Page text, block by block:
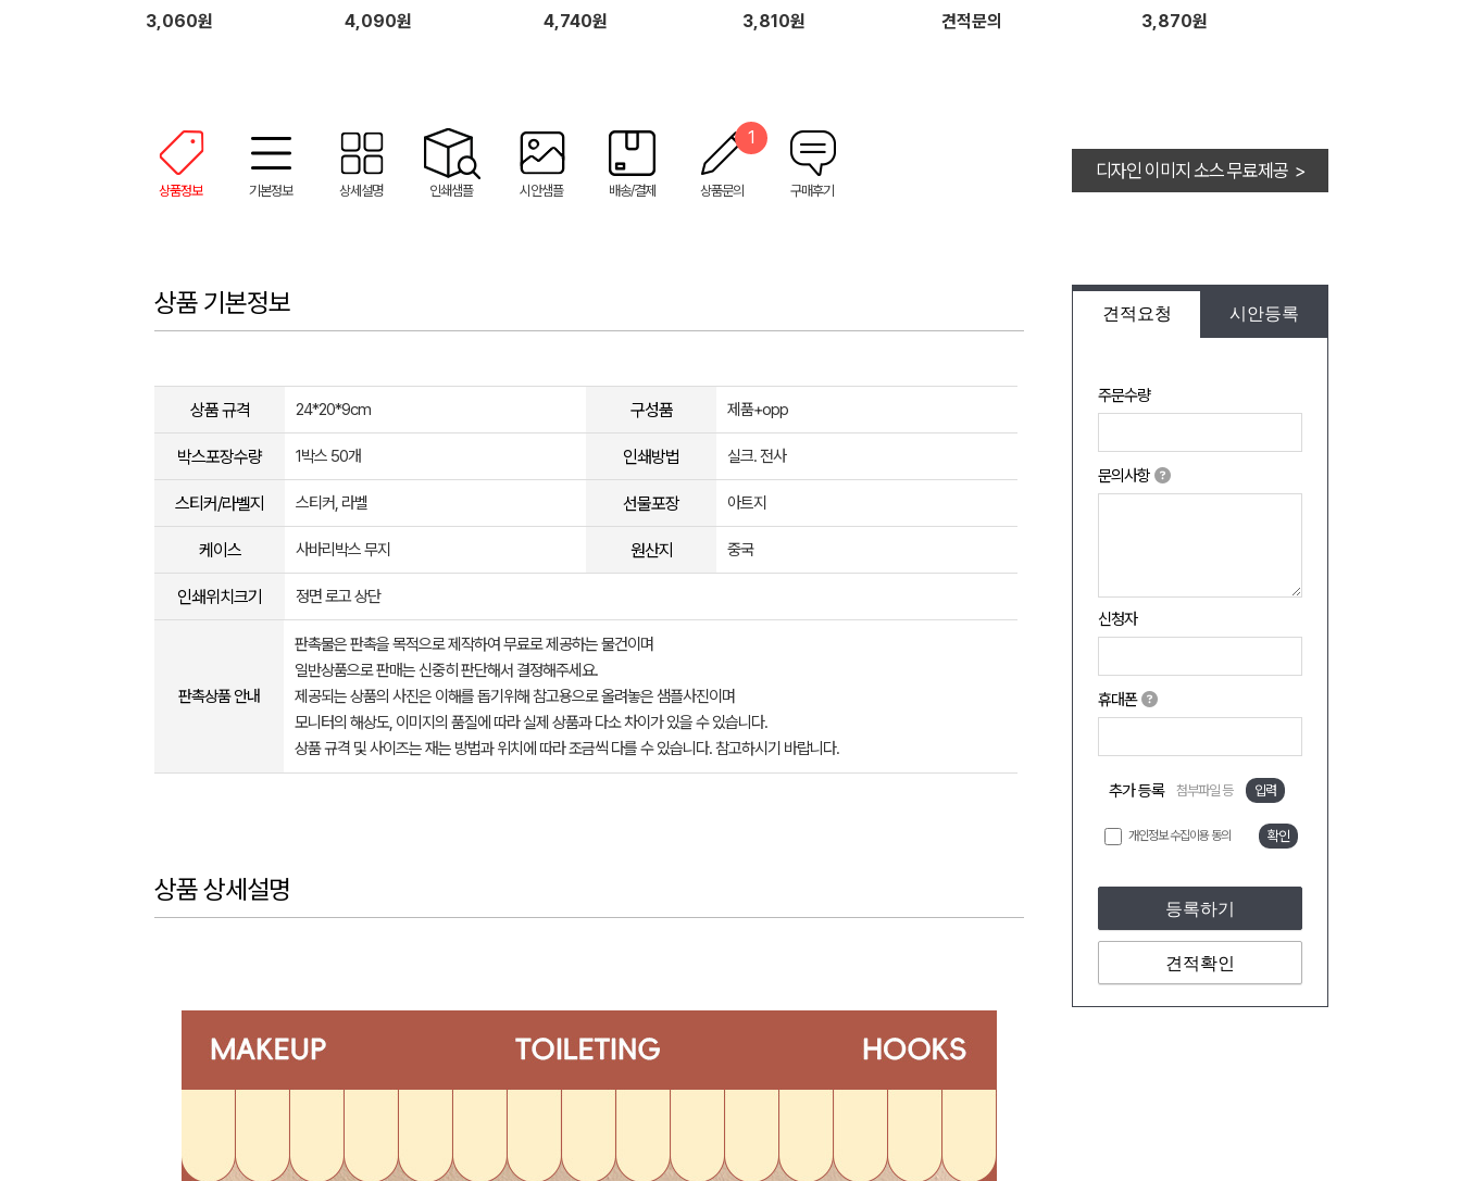
3,060원 4,090원 4,740원 3,810원 견적문의 3,870원
상품정보 기본정보 상세설명 인쇄샘플 시안샘플 배송/결제 상품문의
1
구매후기
디자인 이미지 소스 무료제공 >
견적요청 시안등록
주문수량
문의사항
신청자
휴대폰
추가 등록 첨부파일 등 입력
개인정보 수집이용 동의 확인
등록하기
견적확인
상품 기본정보
상품 규격 24*20*9cm 구성품 제품+opp
박스포장수량 1박스 50개 인쇄방법 실크. 전사
스티커/라벨지 스티커, 라벨 선물포장 아트지
케이스 사바리박스 무지 원산지 중국
인쇄위치크기 정면 로고 상단
판촉상품 안내
판촉물은 판촉을 목적으로 제작하여 무료로 제공하는 물건이며
일반상품으로 판매는 신중히 판단해서 결정해주세요.
제공되는 상품의 사진은 이해를 돕기위해 참고용으로 올려놓은 샘플사진이며
모니터의 해상도, 이미지의 품질에 따라 실제 상품과 다소 차이가 있을 수 있습니다.
상품 규격 및 사이즈는 재는 방법과 위치에 따라 조금씩 다를 수 있습니다. 참고하시기 바랍니다.
상품 상세설명